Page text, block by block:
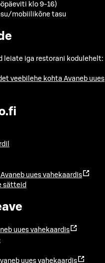
klo 9-16)
mobiilikõne tasu
leiate iga restorani kodulehelt:
veebilehe kohta Avaneb uues
Avaneb uues vahekaardis
sätteid
uues vahekaardis
uues vahekaardis